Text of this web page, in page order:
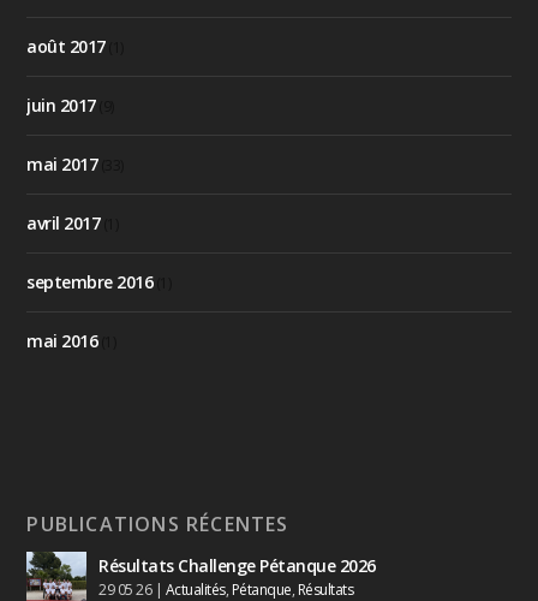
août 2017(1)
juin 2017(9)
mai 2017(33)
avril 2017(1)
septembre 2016(1)
mai 2016(1)
PUBLICATIONS RÉCENTES
Résultats Challenge Pétanque 2026
29 05 26| Actualités, Pétanque, Résultats